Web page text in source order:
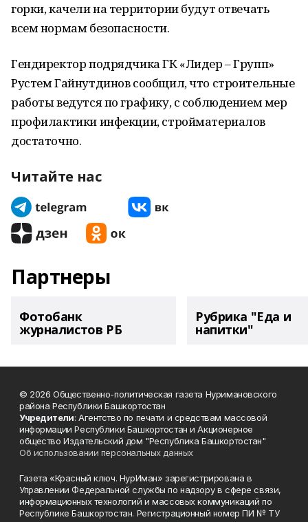
горки, качели на территории будут отвечать
всем нормам безопасности.
Гендиректор подрядчика ГК «Лидер – Групп»
Рустем Гайнутдинов сообщил, что строительные
работы ведутся по графику, с соблюдением мер
профилактики инфекции, стройматериалов
достаточно.
Читайте нас
Партнеры
Фотобанк
журналистов РБ
Рубрика "Еда и
напитки"
© 2026 Общественно-политическая газета Нуримановского
района Республики Башкортостан
Учредители: Агентство по печати и средствам массовой
информации Республики Башкортостан и Акционерное
общество Издательский дом "Республика Башкортостан"
Об использовании персональных данных
Газета «Красный ключ. НурИман» зарегистрирована в
Управлении Федеральной службы по надзору в сфере связи,
информационных технологий и массовых коммуникаций по
Республике Башкортостан. Регистрационный номер ПИ № ТУ